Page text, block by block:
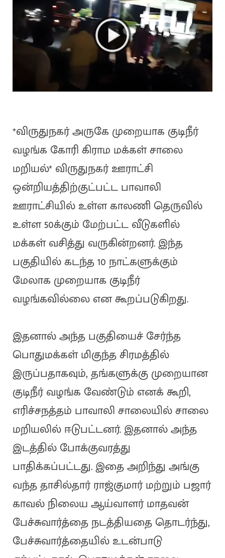
*விருதுநகர் அருகே முறையாக குடிநீர்
வழங்க கோரி கிராம மக்கள் சாலை
மறியல்* விருதுநகர் ஊராட்சி
ஒன்றியத்திற்குட்பட்ட பாவாலி
ஊராட்சியில் உள்ள காலணி தெருவில்
உள்ள 50க்கும் மேற்பட்ட வீடுகளில்
மக்கள் வசித்து வருகின்றனர். இந்த
பகுதியில் கடந்த 10 நாட்களுக்கும்
மேலாக முறையாக குடிநீர்
வழங்கவில்லை என கூறப்படுகிறது.
இதனால் அந்த பகுதியைச் சேர்ந்த
பொதுமக்கள் மிகுந்த சிரமத்தில்
இருப்பதாகவும், தங்களுக்கு முறையான
குடிநீர் வழங்க வேண்டும் எனக் கூறி,
எரிச்சநத்தம் பாவாலி சாலையில் சாலை
மறியலில் ஈடுபட்டனர். இதனால் அந்த
இடத்தில் போக்குவரத்து
பாதிக்கப்பட்டது. இதை அறிந்து அங்கு
வந்த தாசில்தார் ராஜ்குமார் மற்றும் பஜார்
காவல் நிலைய ஆய்வாளர் மாதவன்
பேச்சுவார்த்தை நடத்தியதை தொடர்ந்து,
பேச்சுவார்த்தையில் உடன்பாடு